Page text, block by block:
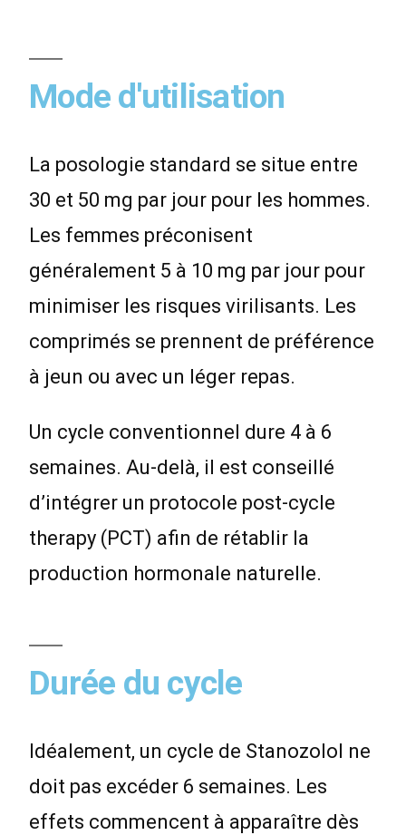
Mode d'utilisation
La posologie standard se situe entre
30 et 50 mg par jour pour les hommes.
Les femmes préconisent
généralement 5 à 10 mg par jour pour
minimiser les risques virilisants. Les
comprimés se prennent de préférence
à jeun ou avec un léger repas.
Un cycle conventionnel dure 4 à 6
semaines. Au-delà, il est conseillé
d’intégrer un protocole post-cycle
therapy (PCT) afin de rétablir la
production hormonale naturelle.
Durée du cycle
Idéalement, un cycle de Stanozolol ne
doit pas excéder 6 semaines. Les
effets commencent à apparaître dès